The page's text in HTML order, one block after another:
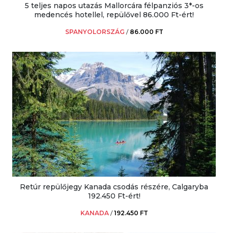
5 teljes napos utazás Mallorcára félpanziós 3*-os
medencés hotellel, repülővel 86.000 Ft-ért!
SPANYOLORSZÁG / 86.000 FT
Retúr repülőjegy Kanada csodás részére, Calgaryba
192.450 Ft-ért!
KANADA /192.450 FT